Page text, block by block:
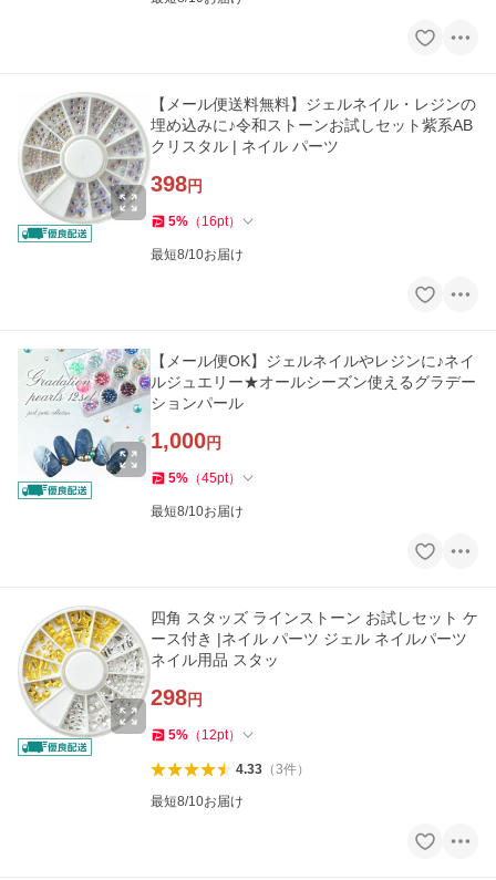
【メール便送料無料】ジェルネイル・レジンの
埋め込みに♪令和ストーンお試しセット紫系AB
クリスタル | ネイル パーツ
398円
5% （ 16pt）
最短8/10お届け
【メール便OK】ジェルネイルやレジンに♪ネイ
ルジュエリー★オールシーズン使えるグラデー
ションパール
1,000円
5% （45pt）
最短8/10お届け
四角 スタッズ ラインストーン お試しセット ケ
ース付き |ネイル パーツ ジェル ネイルパーツ
ネイル用品 スタッ
298円
5% （ 12pt）
4.33（3件）
最短8/10お届け